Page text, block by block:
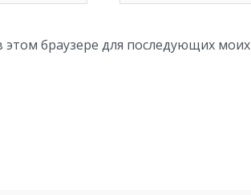
этом браузере для последующих моих